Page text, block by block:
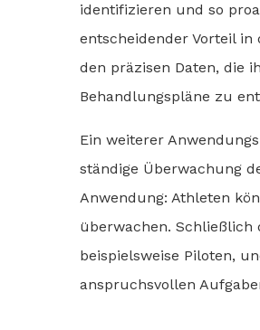
identifizieren und so
entscheidender Vorteil
den präzisen Daten, die
Behandlungspläne zu
Ein weiterer
ständige Überwachung
Anwendung: Athleten
überwachen. Schließlich
beispielsweise Piloten,
anspruchsvollen